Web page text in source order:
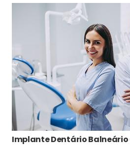
Implante Dentário